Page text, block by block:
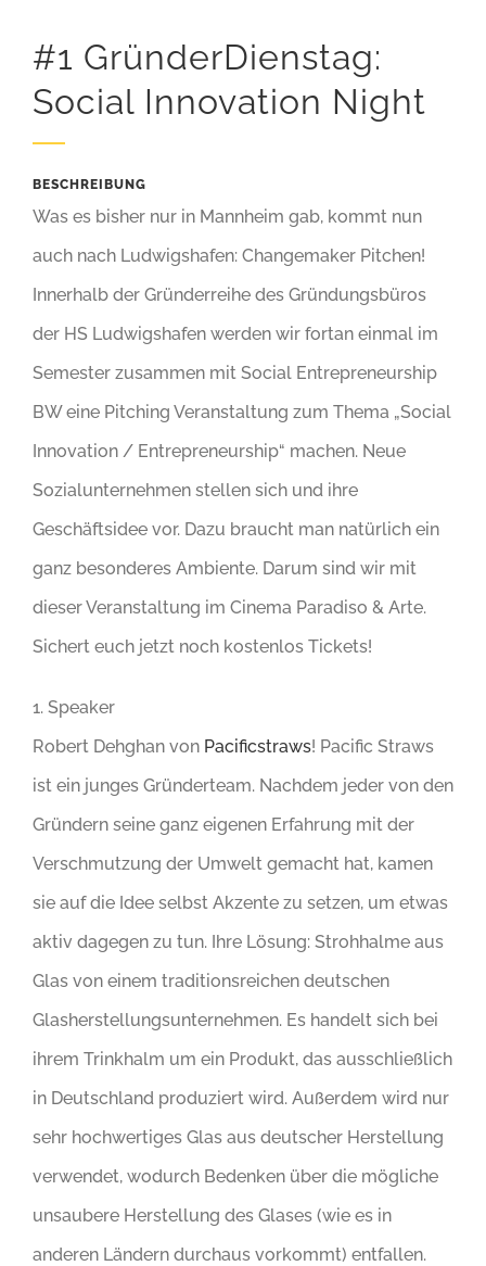
#1 GründerDienstag:
Social Innovation Night
BESCHREIBUNG
Was es bisher nur in Mannheim gab, kommt nun
auch nach Ludwigshafen: Changemaker Pitchen!
Innerhalb der Gründerreihe des Gründungsbüros
der HS Ludwigshafen werden wir fortan einmal im
Semester zusammen mit Social Entrepreneurship
BW eine Pitching Veranstaltung zum Thema „Social
Innovation / Entrepreneurship“ machen. Neue
Sozialunternehmen stellen sich und ihre
Geschäftsidee vor. Dazu braucht man natürlich ein
ganz besonderes Ambiente. Darum sind wir mit
dieser Veranstaltung im Cinema Paradiso & Arte.
Sichert euch jetzt noch kostenlos Tickets!
1. Speaker
Robert Dehghan von Pacificstraws! Pacific Straws
ist ein junges Gründerteam. Nachdem jeder von den
Gründern seine ganz eigenen Erfahrung mit der
Verschmutzung der Umwelt gemacht hat, kamen
sie auf die Idee selbst Akzente zu setzen, um etwas
aktiv dagegen zu tun. Ihre Lösung: Strohhalme aus
Glas von einem traditionsreichen deutschen
Glasherstellungsunternehmen. Es handelt sich bei
ihrem Trinkhalm um ein Produkt, das ausschließlich
in Deutschland produziert wird. Außerdem wird nur
sehr hochwertiges Glas aus deutscher Herstellung
verwendet, wodurch Bedenken über die mögliche
unsaubere Herstellung des Glases (wie es in
anderen Ländern durchaus vorkommt) entfallen.